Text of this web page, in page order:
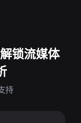
锁流媒体
持